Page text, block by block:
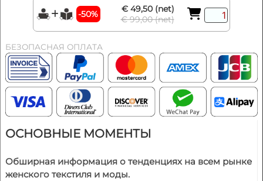
-50%
€ 49,50 (net)
€ 99,00 (net)
БЕЗОПАСНАЯ ОПЛАТА
ОСНОВНЫЕ МОМЕНТЫ
Обширная информация о тенденциях на всем рынке
женского текстиля и моды.